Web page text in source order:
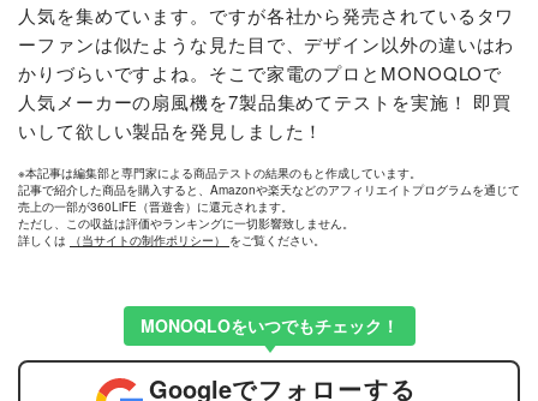
人気を集めています。ですが各社から発売されているタワ
ーファンは似たような見た目で、デザイン以外の違いはわ
かりづらいですよね。そこで家電のプロとMONOQLOで
人気メーカーの扇風機を7製品集めてテストを実施！ 即買
いして欲しい製品を発見しました！
※本記事は編集部と専門家による商品テストの結果のもと作成しています。
記事で紹介した商品を購入すると、Amazonや楽天などのアフィリエイトプログラムを通じて
売上の一部が360LiFE（晋遊舎）に還元されます。
ただし、この収益は評価やランキングに一切影響致しません。
詳しくは
（当サイトの制作ポリシー） をご覧ください。
MONOQLOをいつでもチェック！
Googleでフォローする